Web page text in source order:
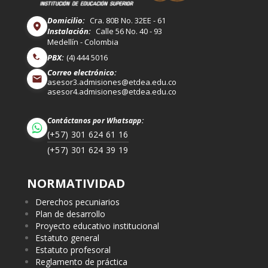
Domicilio: Cra. 80B No. 32EE - 61
Instalación: Calle 56 No. 40 - 93
Medellín - Colombia
PBX: (4) 444 5016
Correo electrónico:
asesor3.admisiones@etdea.edu.co
asesor4.admisiones@etdea.edu.co
Contáctanos por Whatsapp:
(+57) 301 624 61 16
(+57) 301 624 39 19
NORMATIVIDAD
Derechos pecuniarios
Plan de desarrollo
Proyecto educativo institucional
Estatuto general
Estatuto profesoral
Reglamento de práctica